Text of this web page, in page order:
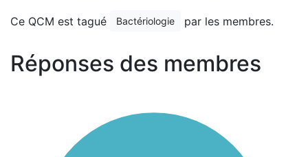
Ce QCM est tagué Bactériologie par les membres.
Réponses des membres